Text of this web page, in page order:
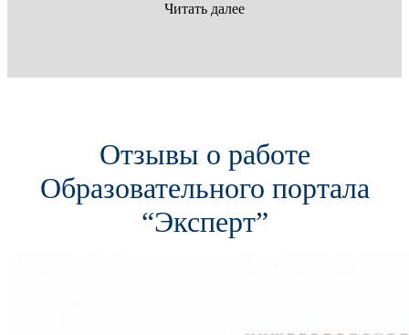
Читать далее
Отзывы о работе
Образовательного портала
“Эксперт”